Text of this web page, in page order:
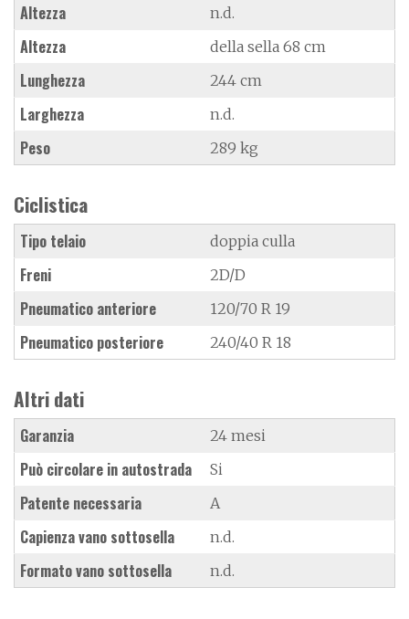
Altezza n.d.
Altezza della sella 68 cm
Lunghezza 244 cm
Larghezza n.d.
Peso 289 kg
Ciclistica
Tipo telaio doppia culla
Freni 2D/D
Pneumatico anteriore 120/70 R 19
Pneumatico posteriore 240/40 R 18
Altri dati
Garanzia 24 mesi
Può circolare in autostrada Si
Patente necessaria A
Capienza vano sottosella n.d.
Formato vano sottosella n.d.